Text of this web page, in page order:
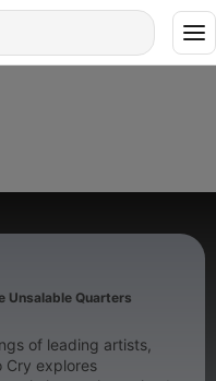
Unsalable Quarters
of leading artists,
Cry explores